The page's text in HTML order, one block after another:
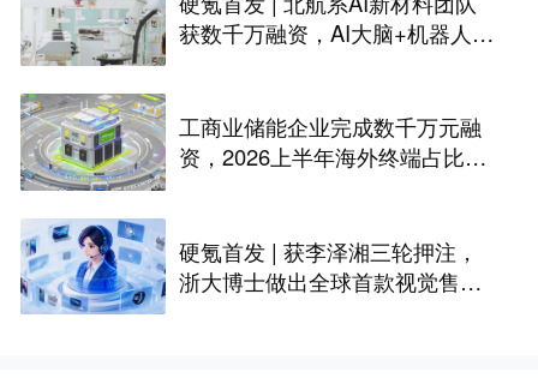
获数千万融资，AI大脑+机器人自
工商业储能企业完成数千万元融
资，2026上半年海外终端占比超
硬氪首发 | 获李泽湘三轮押注，
浙大博士做出全球首款视觉售后